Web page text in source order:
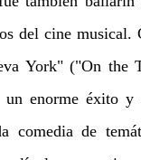
del cine
York" ("On
enorme éxito
comedia de